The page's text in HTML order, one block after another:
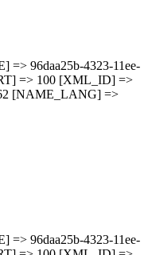
96daa25b-4323-11ee-
=> 100 [XML_ID] =>
[NAME_LANG] =>
96daa25b-4323-11ee-